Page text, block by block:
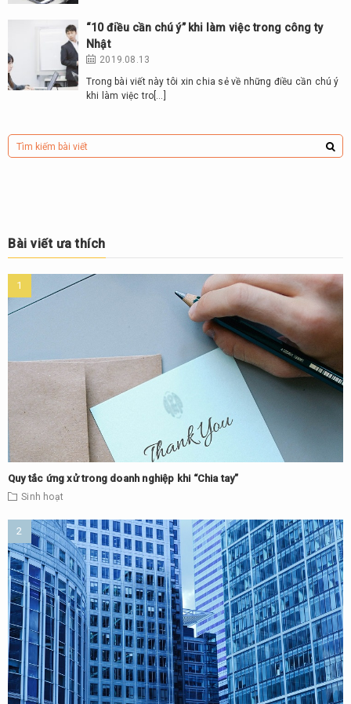
“10 điều cần chú ý” khi làm việc trong công ty
Nhật
2019.08.13
Trong bài viết này tôi xin chia sẻ về những điều cần chú ý
khi làm việc tro[…]
Bài viết ưa thích
Quy tắc ứng xử trong doanh nghiệp khi “Chia tay”
Sinh hoạt